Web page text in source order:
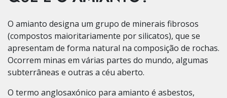
O amianto designa um grupo de minerais fibrosos
(compostos maioritariamente por silicatos), que se
apresentam de forma natural na composição de rochas.
Ocorrem minas em várias partes do mundo, algumas
subterrâneas e outras a céu aberto.
O termo anglosaxónico para amianto é asbestos,